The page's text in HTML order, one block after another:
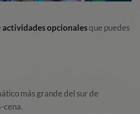
actividades opcionalesque puedes
más grande del sur de
cena.